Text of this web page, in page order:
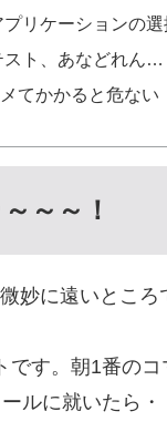
プリケーションの選
スト、あなどれん…
てかかると危ない
～～！
妙に遠いとこ
す。朝1番のコ
ルに就いたら・